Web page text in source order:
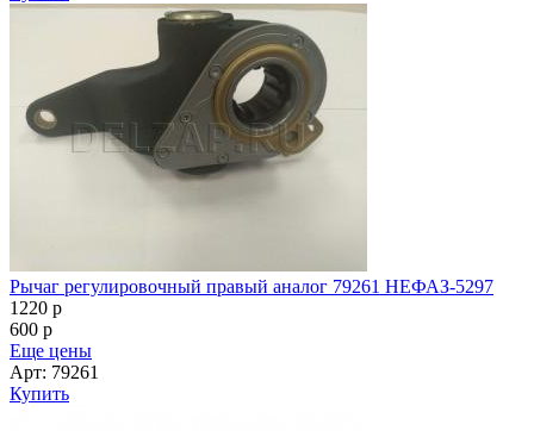
Рычаг регулировочный правый аналог 79261 НЕФАЗ-5297
1220 p
600 p
Еще цены
Арт: 79261
Купить